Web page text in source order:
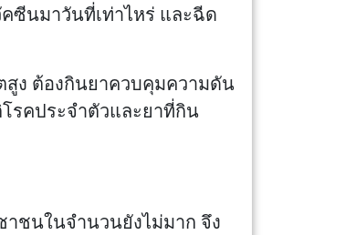
ซีนมาวันที่เท่าไหร่ และฉีด
สูง ต้องกินยาควบคุมความดัน
รคประจำตัวและยาที่กิน
าชนในจำนวนยังไม่มาก จึง